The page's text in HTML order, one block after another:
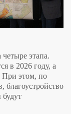
этапа.
в 2026 году, а
При этом, по
благоустройство